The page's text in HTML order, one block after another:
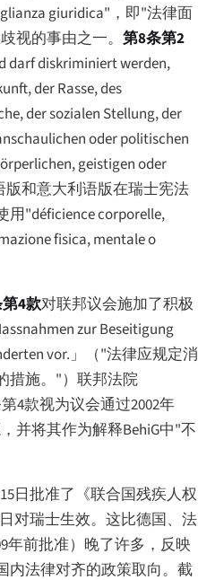
giuridica"，即"法律面
视的事由之一。 第8条第2
darf diskriminiert werden,
der Rasse, des
der sozialen Stellung, der
oder politischen
geistigen oder
版和意大利语版在瑞士宪法
"déficience corporelle,
fisica, mentale o
4款对联邦议会施加了积极
zur Beseitigung
vor.」
（"法律应规定消
措施。"）联邦法院
4款视为议会通过2002年
并将其作为解释BehiG中"不
日批准了《联合国残疾人权
对瑞士生效。这比德国、法
年前批准）晚了许多，反映
内法律对齐的政策取向。截